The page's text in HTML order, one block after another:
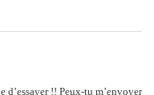
!! Peux-tu m’envoyer